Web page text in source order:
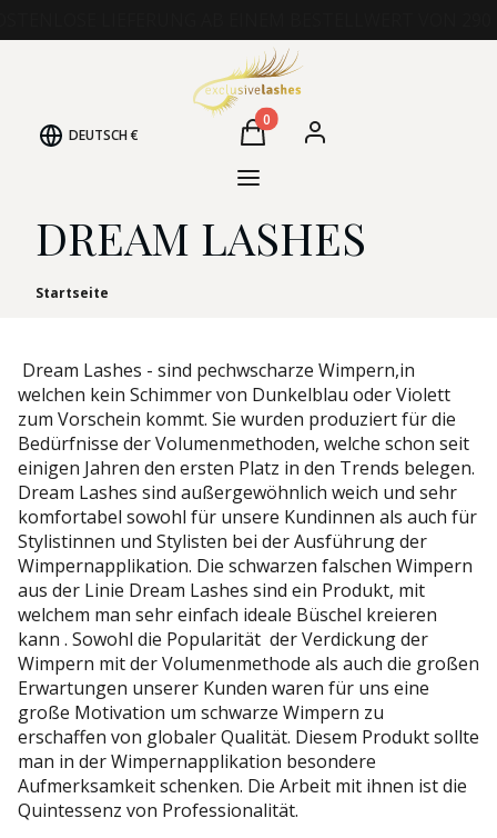
DEUTSCH€ Produkte im Warenkorb: 0.
WarenkorbEinloggen
Menü
DREAM LASHES
Startseite
Dream Lashes - sind pechwscharze Wimpern,in
welchen kein Schimmer von Dunkelblau oder Violett
zum Vorschein kommt. Sie wurden produziert für die
Bedürfnisse der Volumenmethoden, welche schon seit
einigen Jahren den ersten Platz in den Trends belegen.
Dream Lashes sind außergewöhnlich weich und sehr
komfortabel sowohl für unsere Kundinnen als auch für
Stylistinnen und Stylisten bei der Ausführung der
Wimpernapplikation. Die schwarzen falschen Wimpern
aus der Linie Dream Lashes sind ein Produkt, mit
welchem man sehr einfach ideale Büschel kreieren
kann . Sowohl die Popularität der Verdickung der
Wimpern mit der Volumenmethode als auch die großen
Erwartungen unserer Kunden waren für uns eine
große Motivation um schwarze Wimpern zu
erschaffen von globaler Qualität. Diesem Produkt sollte
man in der Wimpernapplikation besondere
Aufmerksamkeit schenken. Die Arbeit mit ihnen ist die
Quintessenz von Professionalität.